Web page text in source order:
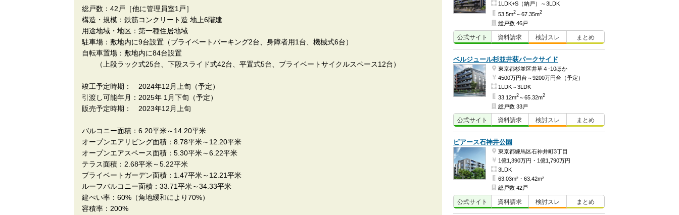
総戸数：42戸［他に管理員室1戸］
構造・規模：鉄筋コンクリート造 地上6階建
用途地域・地区：第一種住居地域
駐車場：敷地内に9台設置（プライベートパーキング2台、身障者用1台、機械式6台）
自転車置場：敷地内に84台設置
（上段ラック式25台、下段スライド式42台、平置式5台、プライベートサイクルスペース12台）
竣工予定時期： 2024年12月上旬（予定）
引渡し可能年月：2025年 1月下旬（予定）
販売予定時期： 2023年12月上旬
バルコニー面積：6.20平米～14.20平米
オープンエアリビング面積：8.78平米～12.20平米
オープンエアスペース面積：5.30平米～6.22平米
テラス面積：2.68平米～5.22平米
プライベートガーデン面積：1.47平米～12.21平米
ルーフバルコニー面積：33.71平米～34.33平米
建ぺい率：60%（角地緩和により70%）
容積率：200%
1LDK+S（納戸）～3LDK
53.5m2 ～67.35m2
総戸数 46戸
公式サイト 資料請求 検討スレ まとめ
ベルジュール杉並井荻パークサイド
東京都杉並区井草４-10ほか
4500万円台～9200万円台（予定）
1LDK～3LDK
33.12m2 ～65.32m2
総戸数 33戸
公式サイト 資料請求 検討スレ まとめ
ピアース石神井公園
東京都練馬区石神井町3丁目
1億1,390万円・1億1,790万円
3LDK
63.03m²・63.42m²
総戸数 42戸
公式サイト 資料請求 検討スレ まとめ